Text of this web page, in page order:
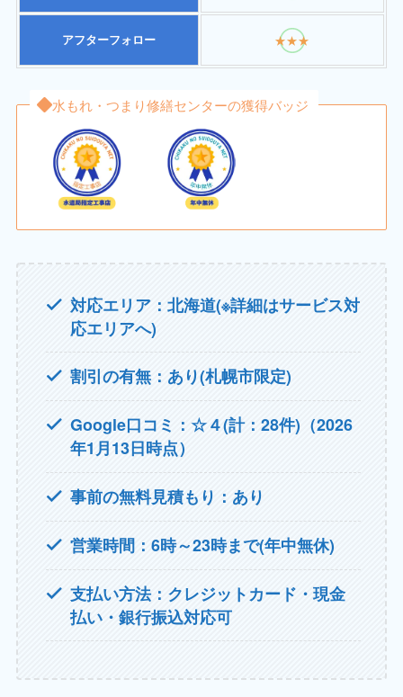
アフターフォロー ★★★
水もれ・つまり修繕センターの獲得バッジ
対応エリア：北海道(※詳細はサービス対
応エリアへ)
割引の有無：あり(札幌市限定)
Google口コミ：☆４(計：28件)（2026
年1月13日時点）
事前の無料見積もり：あり
営業時間：6時～23時まで(年中無休)
支払い方法：クレジットカード・現金
払い・銀行振込対応可